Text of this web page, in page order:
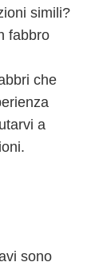
simili?
fabbro
che
a
sono